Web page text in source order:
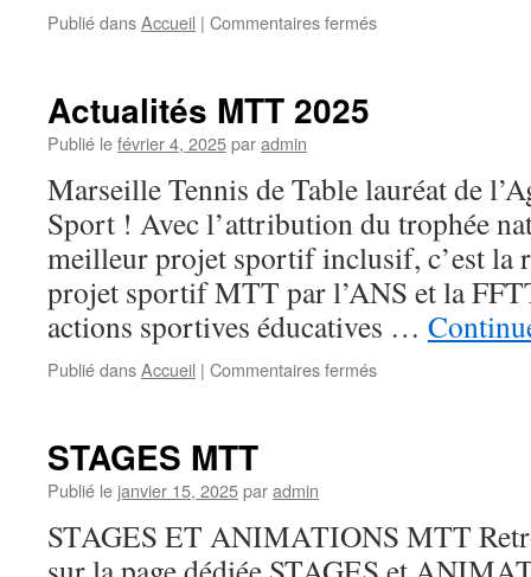
Publié dansAccueil | Commentaires fermés
Actualités MTT 2025
Publié lefévrier 4, 2025paradmin
Marseille Tennis de Table lauréat de
Sport ! Avec l’attribution du trophée
meilleur projet sportif inclusif, c’est la
projet sportif MTT par l’ANS et la
actions sportives éducatives …
Publié dansAccueil | Commentaires fermés
STAGES MTT
Publié le janvier 15, 2025paradmin
STAGES ET ANIMATIONS MTT